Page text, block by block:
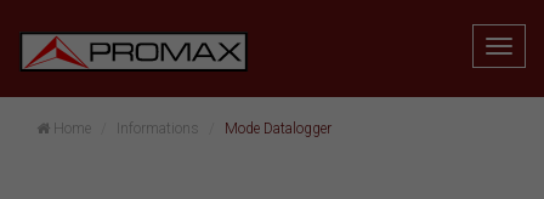
Home Informations Mode Datalogger